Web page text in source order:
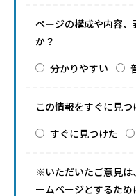
ページの構成や内容
か？
分かりやすい
この情報をすぐに見
すぐに見つけた
※いただいたご意見は
ームページとするた